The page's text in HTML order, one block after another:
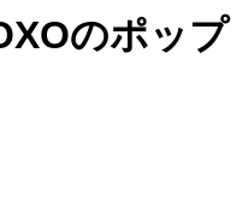
のポップ